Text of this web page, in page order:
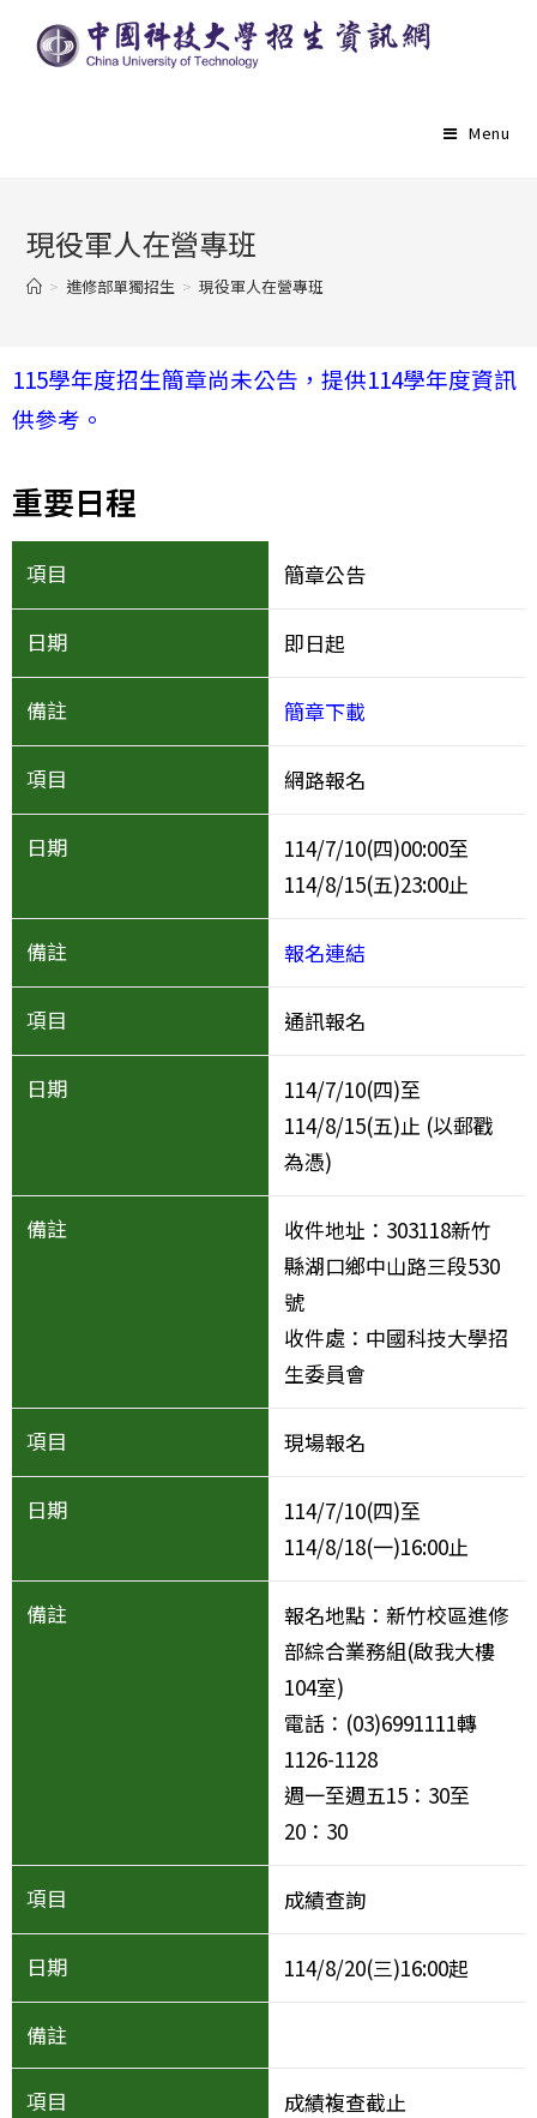
Menu
現役軍人在營專班
> 進修部單獨招生 > 現役軍人在營專班
115學年度招生簡章尚未公告，提供114學年度資訊
供參考。
重要日程
簡章公告
即日起
簡章下載
網路報名
114/7/10(四)00:00至
114/8/15(五)23:00止
報名連結
通訊報名
114/7/10(四)至
114/8/15(五)止 (以郵戳
為憑)
收件地址：303118新竹
縣湖口鄉中山路三段530
號
收件處：中國科技大學招
生委員會
現場報名
114/7/10(四)至
114/8/18(一)16:00止
報名地點：新竹校區進修
部綜合業務組(啟我大樓
104室)
電話：(03)6991111轉
1126-1128
週一至週五15：30至
20：30
成績查詢
114/8/20(三)16:00起
成績複查截止